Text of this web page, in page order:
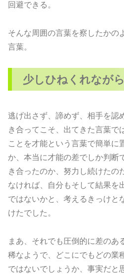
回避できる。
そんな周囲の言葉を察したかの
言葉。
少しひねくれなが
逃げ出さず、諦めず、相手を認
き合ってこそ、出てきた言葉で
ことを才能という言葉で簡単に
か、本当に才能の差でしか判断
き合ったのか、努力し続けたの
なければ、自分もそして結果を
ではないかと、考えるきっけと
けたでした。
まあ、それでも圧倒的に差のあ
稀なようで、どこにでもどの業
ではないでしょうか、事実だと